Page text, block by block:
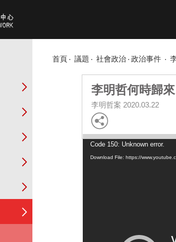
首頁 議題 社會政治 政治事件
李明哲何時歸來
李明哲案 2020.03.22
Video
Player
Code 150: Unknown error.
Download File: https://